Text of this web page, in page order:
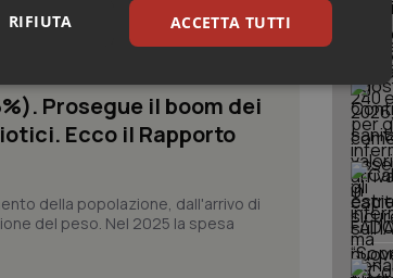
Prosegue il boom dei
Ecco il Rapporto
della popolazione, dall'arrivo di
del peso. Nel 2025 la spesa
ACCETTA TUTTI
RIFIUTA
Marketing